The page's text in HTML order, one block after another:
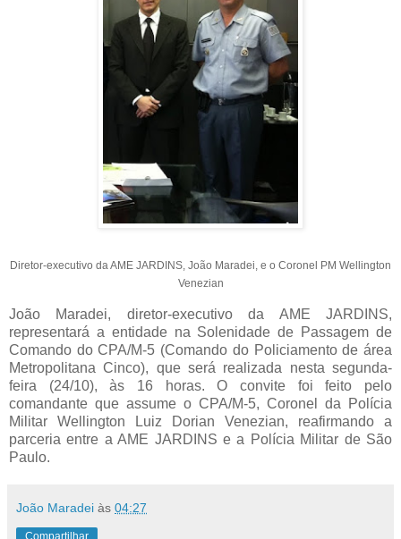
Diretor-executivo da AME JARDINS, João Maradei, e o Coronel PM Wellington
Venezian
João Maradei, diretor-executivo da AME JARDINS,
representará a entidade na Solenidade de Passagem de
Comando do CPA/M-5 (Comando do Policiamento de área
Metropolitana Cinco), que será realizada nesta segunda-
feira (24/10), às 16 horas. O convite foi feito pelo
comandante que assume o CPA/M-5, Coronel da Polícia
Militar Wellington Luiz Dorian Venezian, reafirmando a
parceria entre a AME JARDINS e a Polícia Militar de São
Paulo.
João Maradei às 04:27
Compartilhar